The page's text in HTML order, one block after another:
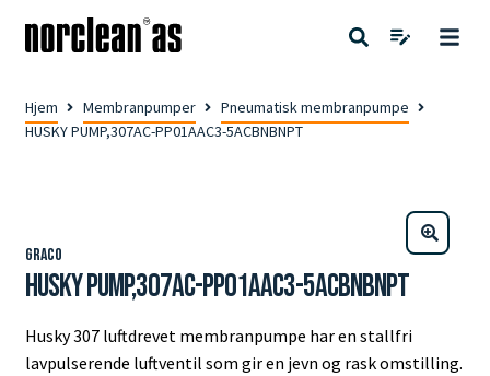
Hjem Membranpumper
Pneumatisk membranpumpe
HUSKY PUMP,307AC-PP01AAC3-5ACBNBNPT
Graco
HUSKY PUMP,307AC-PP01AAC3-5ACBNBNPT
Husky 307 luftdrevet membranpumpe har en stallfri
lavpulserende luftventil som gir en jevn og rask omstilling.